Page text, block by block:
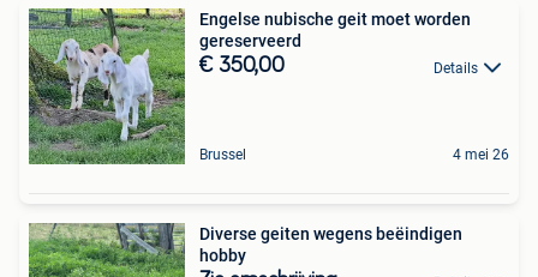
Engelse nubische geit moet worden
gereserveerd
€ 350,00 Details
Brussel 4 mei 26
Diverse geiten wegens beëindigen
hobby